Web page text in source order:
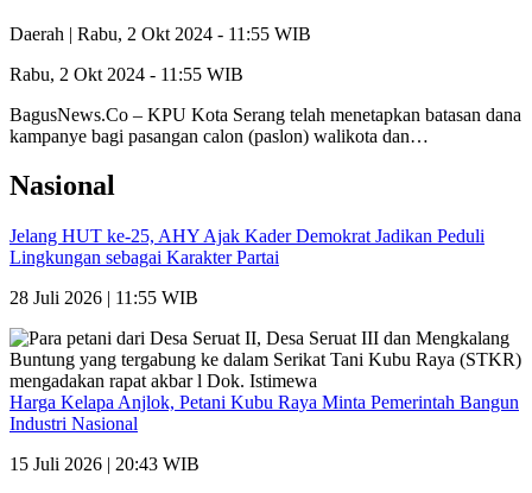
Daerah | Rabu, 2 Okt 2024 - 11:55 WIB
Rabu, 2 Okt 2024 - 11:55 WIB
BagusNews.Co – KPU Kota Serang telah menetapkan batasan dana
kampanye bagi pasangan calon (paslon) walikota dan…
Nasional
Jelang HUT ke-25, AHY Ajak Kader Demokrat Jadikan Peduli
Lingkungan sebagai Karakter Partai
28 Juli 2026 | 11:55 WIB
Harga Kelapa Anjlok, Petani Kubu Raya Minta Pemerintah Bangun
Industri Nasional
15 Juli 2026 | 20:43 WIB